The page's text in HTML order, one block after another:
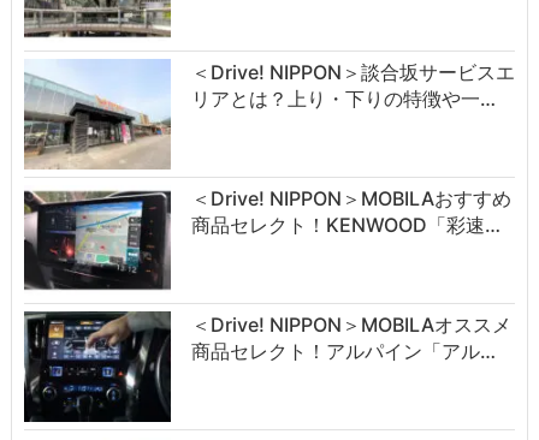
＜Drive! NIPPON＞談合坂サービスエ
リアとは？上り・下りの特徴や一…
＜Drive! NIPPON＞MOBILAおすすめ
商品セレクト！KENWOOD「彩速…
＜Drive! NIPPON＞MOBILAオススメ
商品セレクト！アルパイン「アル…